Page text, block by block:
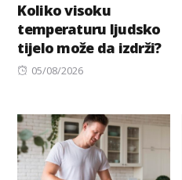
Koliko visoku
temperaturu ljudsko
tijelo može da izdrži?
Posted
05/08/2026